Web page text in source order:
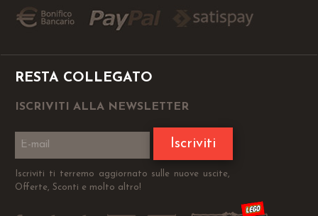
RESTA COLLEGATO
ISCRIVITI ALLA NEWSLETTER
Iscriviti
Iscriviti ti terremo aggiornato sulle nuove uscite,
Offerte, Sconti e molto altro!